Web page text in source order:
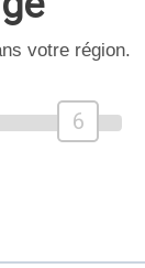
votre région.
6